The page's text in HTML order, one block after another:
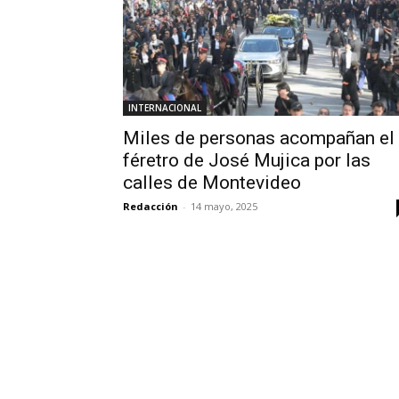
INTERNACIONAL
Miles de personas acompañan el
féretro de José Mujica por las
calles de Montevideo
Redacción - 14 mayo, 2025